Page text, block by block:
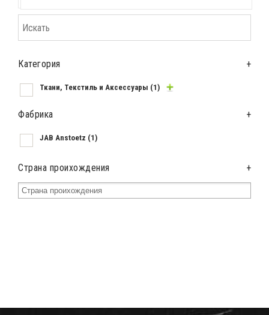
Категория +
Ткани, Текстиль и Аксессуары (1)
Фабрика +
JAB Anstoetz (1)
Страна проихождения +